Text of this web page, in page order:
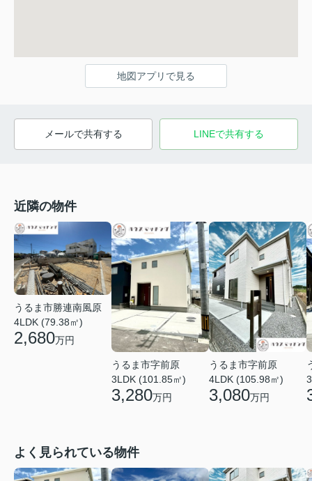
地図アプリで見る
メールで共有する LINEで共有する
近隣の物件
うるま市勝連南風原
4LDK (79.38㎡)
2,680万円
うるま市字前原
3LDK (101.85㎡)
3,280万円
うるま市字前原
4LDK (105.98㎡)
3,080万円
よく見られている物件